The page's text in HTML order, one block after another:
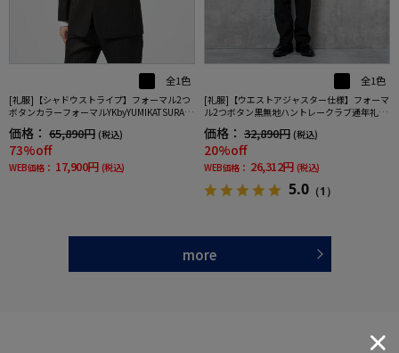
全1色
[礼服]【シャドウストライプ】フォーマル2つ
ボタンカラーフォーマルYKbyYUMIKATSURAセ
レモニー通年礼服
価格： 65,890円 (税込)
73%off
WEB価格： 17,900円 (税込)
全1色
[礼服]【ウエストアジャスター仕様】フォーマ
ル2つボタン黒無地ハントレークラブ通年礼服
【定番】
価格： 32,890円 (税込)
20%off
WEB価格： 26,312円 (税込)
5.0 （1）
more